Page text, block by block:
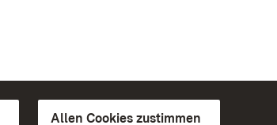
Allen Cookies zustimmen